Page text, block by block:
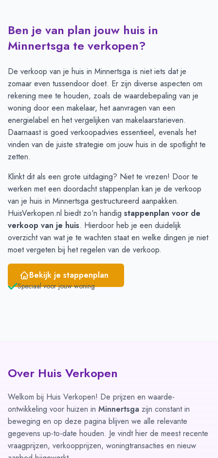
Transacties en aanmeldingen per maand - Minnertsga
Maand
Transacties
Aanmeldingen
Juli
8
9
Augustus
September
5
2
Oktober
5
November
December
Januari
5
5
Februari
5
3
Maart
Mei
6
8
Juni
6 8
Ben je van plan jouw huis in
Minnertsga te verkopen?
De verkoop van je huis in Minnertsga is niet iets dat je
zomaar even tussendoor doet. Er zijn diverse aspecten om
rekening mee te houden, zoals de waardebepaling van je
woning door een makelaar, het aanvragen van een
energielabel en het vergelijken van makelaarstarieven.
Daarnaast is goed verkoopadvies essentieel, evenals het
vinden van de juiste strategie om jouw huis in de spotlight te
zetten.
Klinkt dit als een grote uitdaging? Niet te vrezen! Door te
werken met een doordacht stappenplan kan je de verkoop
van je huis in Minnertsga gestructureerd aanpakken.
HuisVerkopen.nl biedt zo'n handig stappenplan voor de
verkoop van je huis. Hierdoor heb je een duidelijk
overzicht van wat je te wachten staat en welke dingen je niet
moet vergeten bij het regelen van de verkoop.
Bekijk je stappenplan
Speciaal voor jouw woning
Over Huis Verkopen
Welkom bij Huis Verkopen! De prijzen en waarde-
ontwikkeling voor huizen in Minnertsga zijn constant in
beweging en op deze pagina blijven we alle relevante
gegevens up-to-date houden. Je vindt hier de meest recente
vraagprijzen, verkoopprijzen, woningtransacties en nieuw